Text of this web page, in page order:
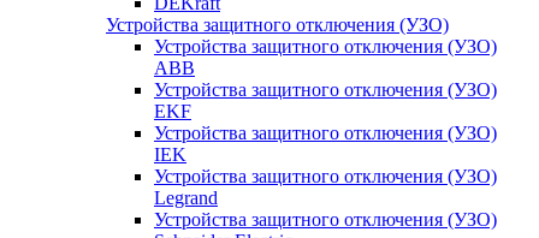
Устройства защитного отключения (УЗО)
Устройства защитного отключения (УЗО)
ABB
Устройства защитного отключения (УЗО)
EKF
Устройства защитного отключения (УЗО)
IEK
Устройства защитного отключения (УЗО)
Legrand
Устройства защитного отключения (УЗО)